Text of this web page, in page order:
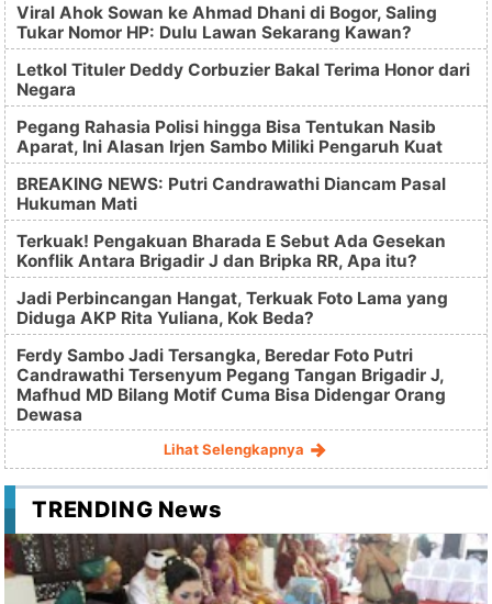
Viral Ahok Sowan ke Ahmad Dhani di Bogor, Saling
Tukar Nomor HP: Dulu Lawan Sekarang Kawan?
Letkol Tituler Deddy Corbuzier Bakal Terima Honor dari
Negara
Pegang Rahasia Polisi hingga Bisa Tentukan Nasib
Aparat, Ini Alasan Irjen Sambo Miliki Pengaruh Kuat
BREAKING NEWS: Putri Candrawathi Diancam Pasal
Hukuman Mati
Terkuak! Pengakuan Bharada E Sebut Ada Gesekan
Konflik Antara Brigadir J dan Bripka RR, Apa itu?
Jadi Perbincangan Hangat, Terkuak Foto Lama yang
Diduga AKP Rita Yuliana, Kok Beda?
Ferdy Sambo Jadi Tersangka, Beredar Foto Putri
Candrawathi Tersenyum Pegang Tangan Brigadir J,
Mafhud MD Bilang Motif Cuma Bisa Didengar Orang
Dewasa
Lihat Selengkapnya
TRENDING News